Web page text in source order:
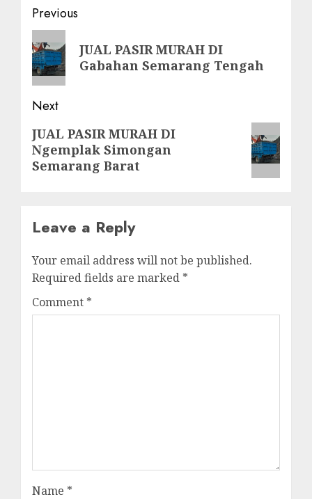
Post
navigation
Previous
Previous
post:
JUAL PASIR MURAH DI
Gabahan Semarang Tengah
Next
Next
post:
JUAL PASIR MURAH DI
Ngemplak Simongan
Semarang Barat
Leave a Reply
Your email address will not be published.
Required fields are marked *
Comment *
Name *